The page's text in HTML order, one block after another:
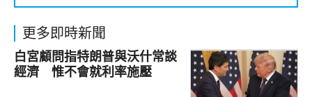
更多即時新聞
白宮顧問指特朗普與沃什常談
經濟 惟不會就利率施壓